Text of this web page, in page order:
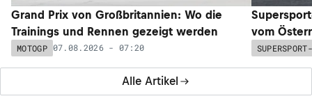
Alle Artikel
Grand Prix von Großbritannien: Wo die
Trainings und Rennen gezeigt werden
MOTOGP 07.08.2026 - 07:20
vom
SUPERSPORT-